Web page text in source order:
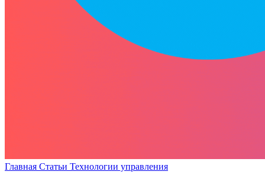
Главная Статьи Технологии управления